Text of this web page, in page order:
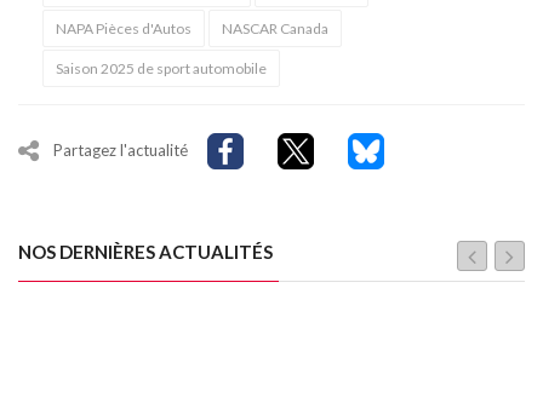
NAPA Pièces d'Autos NASCAR Canada
Saison 2025 de sport automobile
Partagez l'actualité
NOS DERNIÈRES ACTUALITÉS